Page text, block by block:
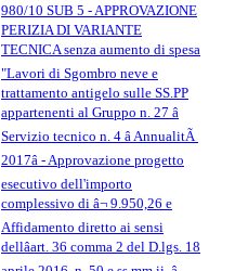
980/10 SUB 5 - APPROVAZIONE
PERIZIA DI VARIANTE
TECNICA senza aumento di spesa
"Lavori di Sgombro neve e
trattamento antigelo sulle SS.PP
appartenenti al Gruppo n. 27 â
Servizio tecnico n. 4 â AnnualitÃ
2017â - Approvazione progetto
esecutivo dell'importo
complessivo di â¬ 9.950,26 e
Affidamento diretto ai sensi
dellâart. 36 comma 2 del D.lgs. 18